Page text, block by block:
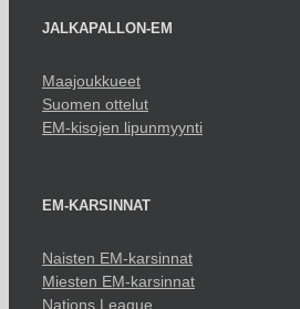
JALKAPALLON-EM
Maajoukkueet
Suomen ottelut
EM-kisojen lipunmyynti
EM-KARSINNAT
Naisten EM-karsinnat
Miesten EM-karsinnat
Nations League